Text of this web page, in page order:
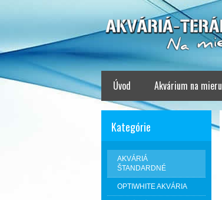
Úvod Akvárium na mieru
Kategórie
AKVÁRIÁ
ŠTANDARDNÉ
OPTIWHITE AKVÁRIA